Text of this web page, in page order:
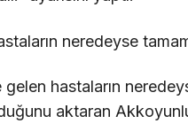
neredeyse
gelen hastaların
aktaran